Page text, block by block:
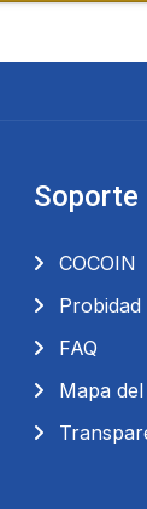
Soporte
COCOIN
Probidad
FAQ
Mapa del